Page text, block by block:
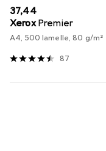
EUR
37,44
Xerox Premier
A4, 500 lamelle, 80 g/m²
87